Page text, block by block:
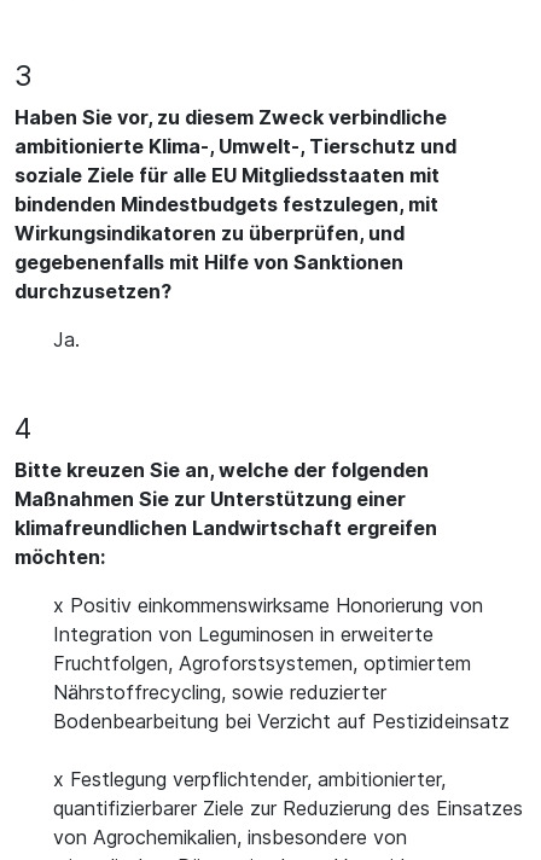
3
Haben Sie vor, zu diesem Zweck verbindliche
ambitionierte Klima-, Umwelt-, Tierschutz und
soziale Ziele für alle EU Mitgliedsstaaten mit
bindenden Mindestbudgets festzulegen, mit
Wirkungsindikatoren zu überprüfen, und
gegebenenfalls mit Hilfe von Sanktionen
durchzusetzen?
Ja.
4
Bitte kreuzen Sie an, welche der folgenden
Maßnahmen Sie zur Unterstützung einer
klimafreundlichen Landwirtschaft ergreifen
möchten:
x Positiv einkommenswirksame Honorierung von
Integration von Leguminosen in erweiterte
Fruchtfolgen, Agroforstsystemen, optimiertem
Nährstoffrecycling, sowie reduzierter
Bodenbearbeitung bei Verzicht auf Pestizideinsatz
x Festlegung verpflichtender, ambitionierter,
quantifizierbarer Ziele zur Reduzierung des Einsatzes
von Agrochemikalien, insbesondere von